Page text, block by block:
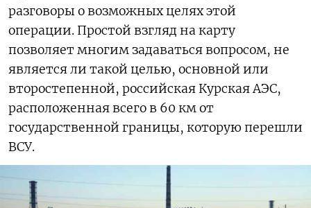
разговоры о возможных целях этой
операции. Простой взгляд на карту
позволяет многим задаваться вопросом, не
является ли такой целью, основной или
второстепенной, российская Курская АЭС,
расположенная всего в 60 км от
государственной границы, которую перешли
ВСУ.